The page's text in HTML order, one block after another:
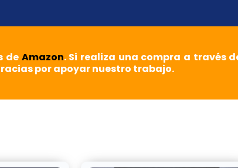
de Amazon. Si realiza una compra a través
por apoyar nuestro trabajo.